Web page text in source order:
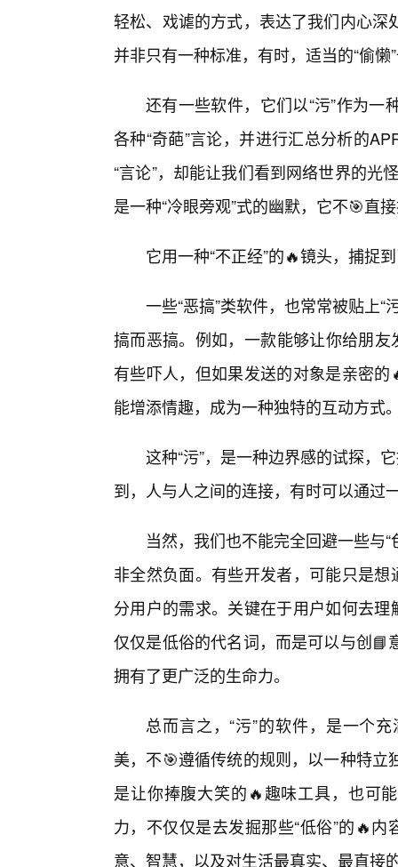
轻松、戏谑的方式，表达了我们内心
并非只有一种标准，有时，适当的“偷懒
还有一些软件，它们以“污”作为
各种“奇葩”言论，并进行汇总分析的
“言论”，却能让我们看到网络世界的光
是一种“冷眼旁观”式的幽默，它不🎯直
它用一种“不正经”的🔥镜头，捕捉
一些“恶搞”类软件，也常常被贴上
搞而恶搞。例如，一款能够让你给朋
有些吓人，但如果发送的对象是亲密
能增添情趣，成为一种独特的互动方式
这种“污”，是一种边界感的试探，
到，人与人之间的连接，有时可以通过
当然，我们也不能完全回避一些与
非全然负面。有些开发者，可能只是
分用户的需求。关键在于用户如何去
仅仅是低俗的代名词，而是可以与创
拥有了更广泛的生命力。
总而言之，“污”的软件，是一个
美，不🎯遵循传统的规则，以一种特
是让你捧腹大笑的🔥趣味工具，也可
力，不仅仅是去发掘那些“低俗”的🔥
意、智慧，以及对生活最真实、最直接